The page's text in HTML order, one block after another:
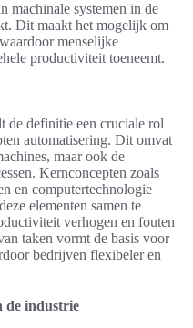
machinale systemen in de
Dit maakt het mogelijk om
menselijke
productiviteit toeneemt.
de definitie een cruciale rol
automatisering. Dit omvat
maar ook de
Kernconcepten zoals
en computertechnologie
elementen samen te
verhogen en fouten
taken vormt de basis voor
bedrijven flexibeler en
de industrie